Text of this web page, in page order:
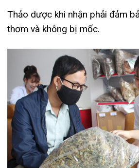
Thảo dược khi nhận phải đảm
thơm và không bị mốc.